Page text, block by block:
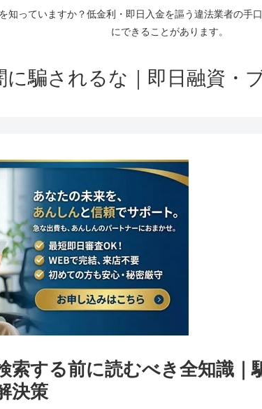
知っていますか？低金利・即日入金を謳う違法業者の
にできることがあります。
に騙されるな｜即日融資・
索する前に読むべき全知識｜
決策